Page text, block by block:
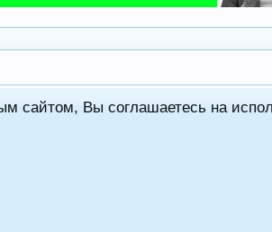
сайтом, Вы соглашаетесь на